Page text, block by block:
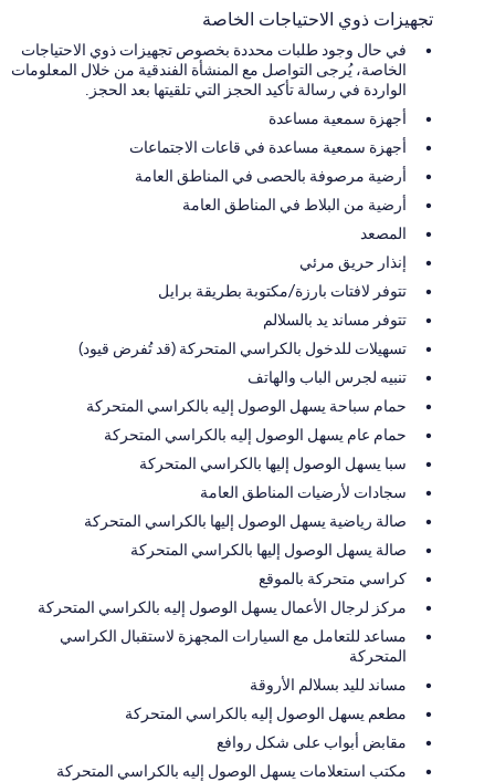
تجهيزات ذوي الاحتياجات الخاصة
في حال وجود طلبات محددة بخصوص تجهيزات ذوي الاحتياجات
الخاصة، يُرجى التواصل مع المنشأة الفندقية من خلال المعلومات
الواردة في رسالة تأكيد الحجز التي تلقيتها بعد الحجز.
أجهزة سمعية مساعدة
أجهزة سمعية مساعدة في قاعات الاجتماعات
أرضية مرصوفة بالحصى في المناطق العامة
أرضية من البلاط في المناطق العامة
المصعد
إنذار حريق مرئي
تتوفر لافتات بارزة/مكتوبة بطريقة برايل
تتوفر مساند يد بالسلالم
تسهيلات للدخول بالكراسي المتحركة (قد تُفرض قيود)
تنبيه لجرس الباب والهاتف
حمام سباحة يسهل الوصول إليه بالكراسي المتحركة
حمام عام يسهل الوصول إليه بالكراسي المتحركة
سبا يسهل الوصول إليها بالكراسي المتحركة
سجادات لأرضيات المناطق العامة
صالة رياضية يسهل الوصول إليها بالكراسي المتحركة
صالة يسهل الوصول إليها بالكراسي المتحركة
كراسي متحركة بالموقع
مركز لرجال الأعمال يسهل الوصول إليه بالكراسي المتحركة
مساعد للتعامل مع السيارات المجهزة لاستقبال الكراسي
المتحركة
مساند لليد بسلالم الأروقة
مطعم يسهل الوصول إليه بالكراسي المتحركة
مقابض أبواب على شكل روافع
مكتب استعلامات يسهل الوصول إليه بالكراسي المتحركة